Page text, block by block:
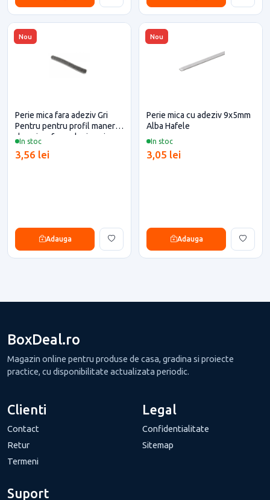
Nou
In stoc
Perie mica fara adeziv Gri
Pentru pentru profil maner
dressing, fara adeziv, gri,
3,56 lei
Adauga
Nou
In stoc
Perie mica cu adeziv 9x5mm
Alba Hafele
3,05 lei
Adauga
BoxDeal.ro
Magazin online pentru produse de casa, gradina si proiecte
practice, cu disponibilitate actualizata periodic.
Clienti
Contact
Retur
Termeni
Legal
Confidentialitate
Sitemap
Suport